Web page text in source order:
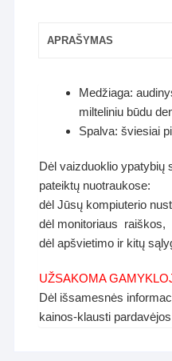
APRAŠYMAS
Medžiaga:
milteliniu būdu
Spalva: šviesiai
Dėl vaizduoklio ypatybių
pateiktų nuotraukose:
dėl Jūsų kompiuterio
dėl monitoriaus raiškos,
dėl apšvietimo ir kitų
UŽSAKOMA
Dėl išsamesnės
kainos-klausti